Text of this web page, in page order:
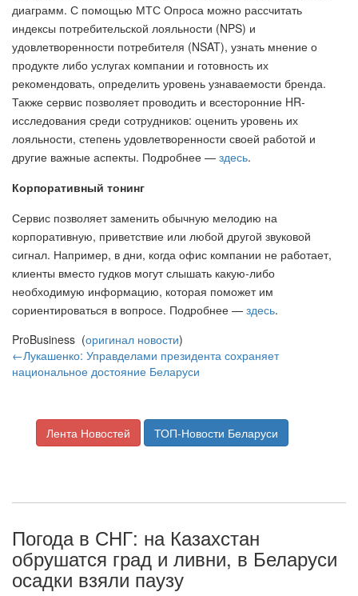
диаграмм. С помощью МТС Опроса можно рассчитать
индексы потребительской лояльности (NPS) и
удовлетворенности потребителя (NSAT), узнать мнение о
продукте либо услугах компании и готовность их
рекомендовать, определить уровень узнаваемости бренда.
Также сервис позволяет проводить и всесторонние HR-
исследования среди сотрудников: оценить уровень их
лояльности, степень удовлетворенности своей работой и
другие важные аспекты. Подробнее — здесь.
Корпоративный тонинг
Сервис позволяет заменить обычную мелодию на
корпоративную, приветствие или любой другой звуковой
сигнал. Например, в дни, когда офис компании не работает,
клиенты вместо гудков могут слышать какую-либо
необходимую информацию, которая поможет им
сориентироваться в вопросе. Подробнее — здесь.
ProBusiness (оригинал новости)
←Лукашенко: Управделами президента сохраняет
национальное достояние Беларуси
Лента Новостей ТОП-Новости Беларуси
Погода в СНГ: на Казахстан
обрушатся град и ливни, в Беларуси
осадки взяли паузу